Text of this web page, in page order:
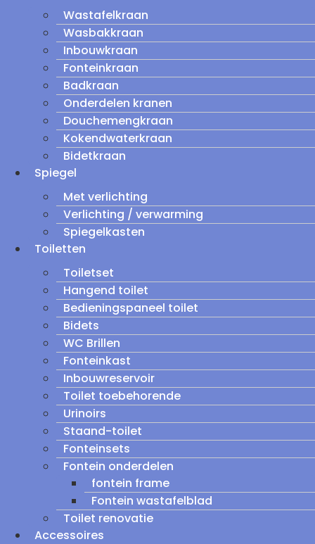
Wastafelkraan
Wasbakkraan
Inbouwkraan
Fonteinkraan
Badkraan
Onderdelen kranen
Douchemengkraan
Kokendwaterkraan
Bidetkraan
Spiegel
Met verlichting
Verlichting / verwarming
Spiegelkasten
Toiletten
Toiletset
Hangend toilet
Bedieningspaneel toilet
Bidets
WC Brillen
Fonteinkast
Inbouwreservoir
Toilet toebehorende
Urinoirs
Staand-toilet
Fonteinsets
Fontein onderdelen
fontein frame
Fontein wastafelblad
Toilet renovatie
Accessoires